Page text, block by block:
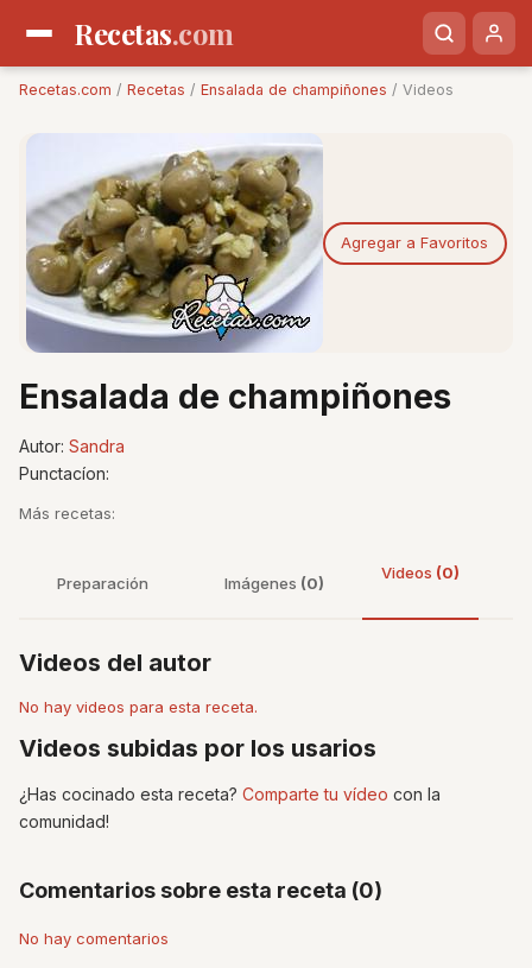
Recetas.com
Recetas.com / Recetas / Ensalada de champiñones / Videos
Agregar a Favoritos
Ensalada de champiñones
Autor: Sandra
Punctacíon:
Más recetas:
Preparación Imágenes (0)
Videos (0)
Videos del autor
No hay videos para esta receta.
Videos subidas por los usarios
¿Has cocinado esta receta? Comparte tu vídeo con la
comunidad!
Comentarios sobre esta receta (0)
No hay comentarios